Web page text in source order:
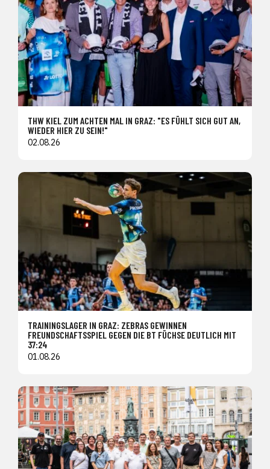
THW KIEL ZUM ACHTEN MAL IN GRAZ: "ES FÜHLT SICH GUT AN,
WIEDER HIER ZU SEIN!"
02.08.26
TRAININGSLAGER IN GRAZ: ZEBRAS GEWINNEN
FREUNDSCHAFTSSPIEL GEGEN DIE BT FÜCHSE DEUTLICH MIT
37:24
01.08.26